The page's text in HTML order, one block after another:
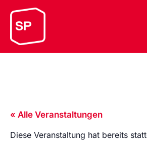
« Alle Veranstaltungen
Diese Veranstaltung hat bereits